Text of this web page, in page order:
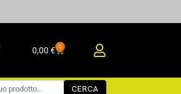
0,00 € 0
Carrello
CERCA